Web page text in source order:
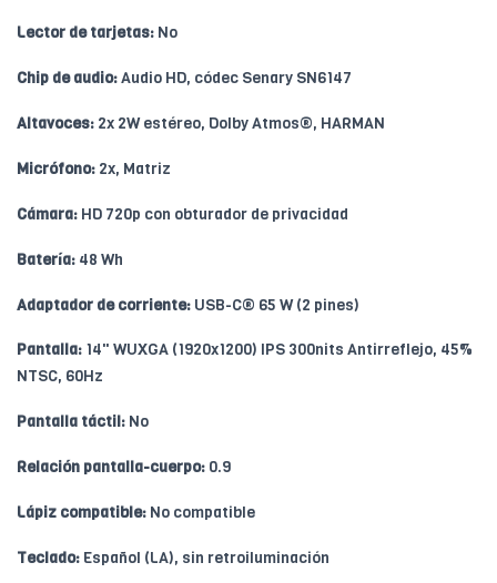
Lector de tarjetas: No
Chip de audio:Audio HD, códec Senary SN6147
Altavoces: 2x 2W estéreo, Dolby Atmos®, HARMAN
Micrófono: 2x, Matriz
Cámara: HD 720p con obturador de privacidad
Batería: 48 Wh
Adaptador de corriente: USB-C® 65 W (2 pines)
Pantalla: 14" WUXGA (1920x1200) IPS 300nits Antirreflejo, 45%
NTSC, 60Hz
Pantalla táctil: No
Relación pantalla-cuerpo: 0.9
Lápiz compatible: No compatible
Teclado: Español (LA), sin retroiluminación